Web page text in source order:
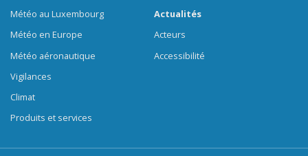
Météo au Luxembourg
Météo en Europe
Météo aéronautique
Vigilances
Climat
Produits et services
Actualités
Acteurs
Accessibilité